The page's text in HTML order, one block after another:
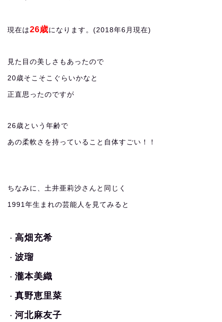
現在は26歳になります。(2018年6月現在)
見た目の美しさもあったので
20歳そこそこぐらいかなと
正直思ったのですが
26歳という年齢で
あの柔軟さを持っていること自体すごい！！
ちなみに、土井亜莉沙さんと同じく
1991年生まれの芸能人を見てみると
・ 高畑充希
・ 波瑠
・ 瀧本美織
・ 真野恵里菜
・ 河北麻友子